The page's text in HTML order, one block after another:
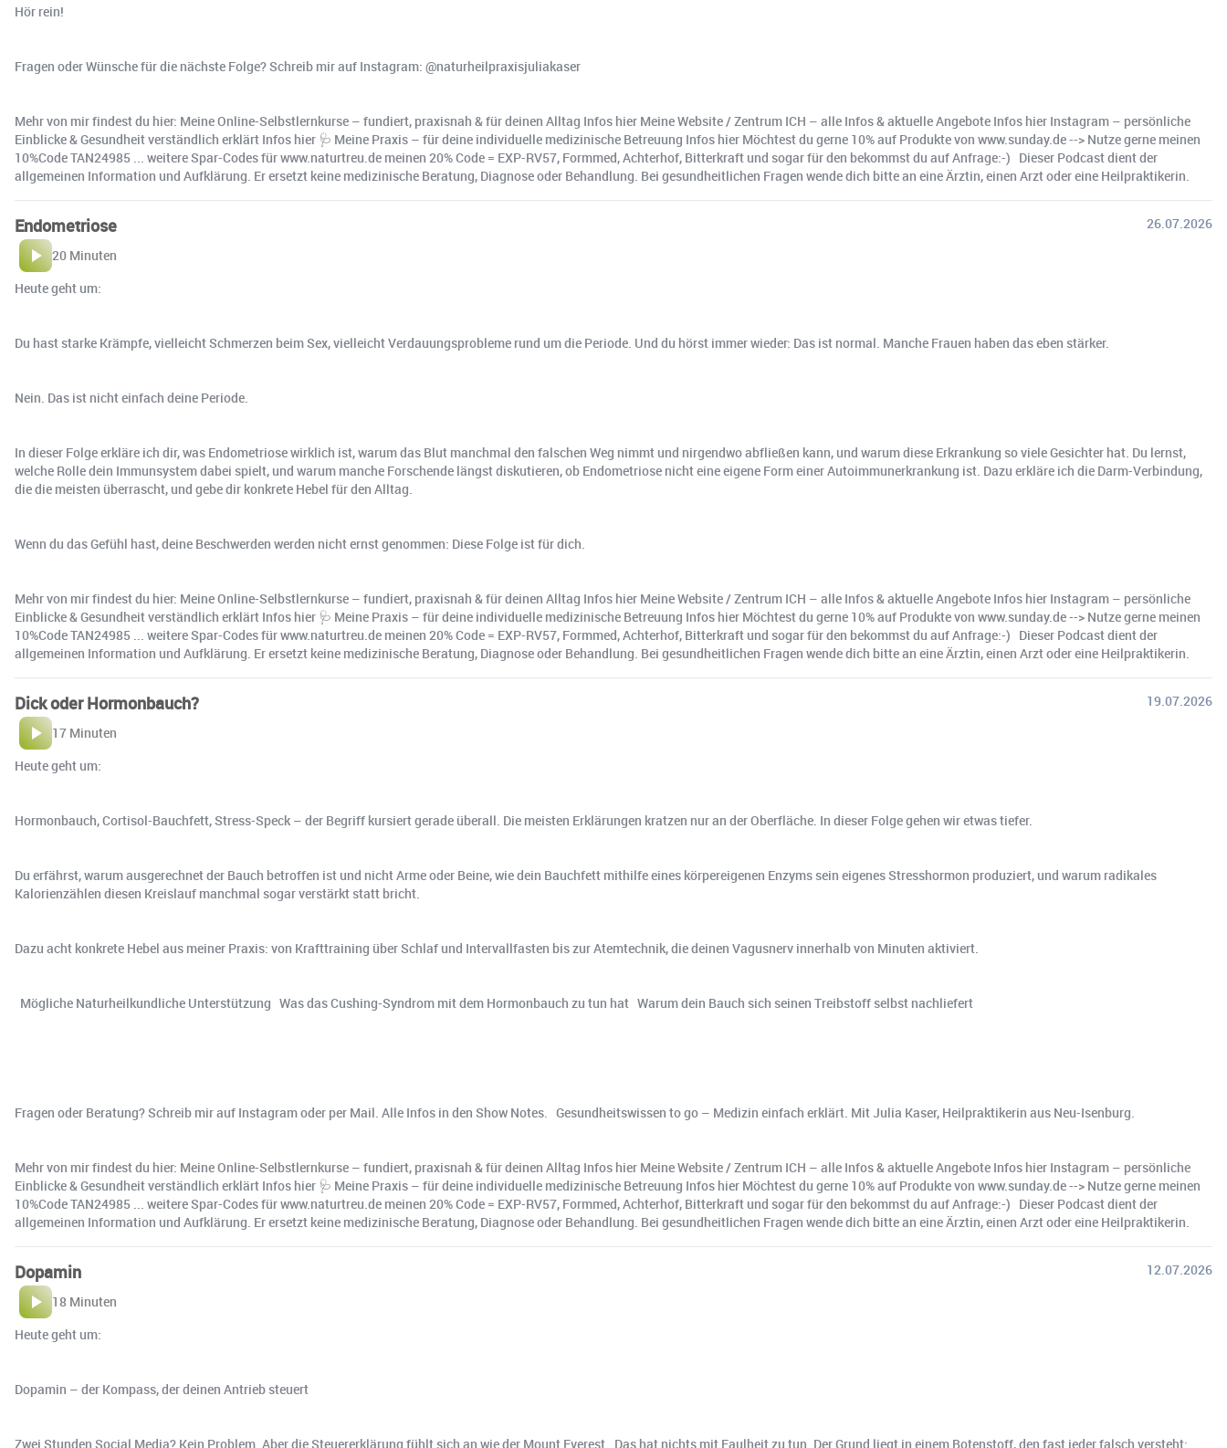
Hör rein!
Fragen oder Wünsche für die nächste Folge? Schreib mir auf Instagram: @naturheilpraxisjuliakaser
Mehr von mir findest du hier: Meine Online-Selbstlernkurse – fundiert, praxisnah & für deinen Alltag Infos hier Meine Website / Zentrum ICH – alle Infos & aktuelle Angebote Infos hier Instagram – persönliche
Einblicke & Gesundheit verständlich erklärt Infos hier 🩺 Meine Praxis – für deine individuelle medizinische Betreuung Infos hier Möchtest du gerne 10% auf Produkte von www.sunday.de --> Nutze gerne meinen
10%Code TAN24985 ... weitere Spar-Codes für www.naturtreu.de meinen 20% Code = EXP-RV57, Formmed, Achterhof, Bitterkraft und sogar für den bekommst du auf Anfrage:-) ️ Dieser Podcast dient der
allgemeinen Information und Aufklärung. Er ersetzt keine medizinische Beratung, Diagnose oder Behandlung. Bei gesundheitlichen Fragen wende dich bitte an eine Ärztin, einen Arzt oder eine Heilpraktikerin.
Endometriose
26.07.2026
20 Minuten
Heute geht um:
Du hast starke Krämpfe, vielleicht Schmerzen beim Sex, vielleicht Verdauungsprobleme rund um die Periode. Und du hörst immer wieder: Das ist normal. Manche Frauen haben das eben stärker.
Nein. Das ist nicht einfach deine Periode.
In dieser Folge erkläre ich dir, was Endometriose wirklich ist, warum das Blut manchmal den falschen Weg nimmt und nirgendwo abfließen kann, und warum diese Erkrankung so viele Gesichter hat. Du lernst,
welche Rolle dein Immunsystem dabei spielt, und warum manche Forschende längst diskutieren, ob Endometriose nicht eine eigene Form einer Autoimmunerkrankung ist. Dazu erkläre ich die Darm-Verbindung,
die die meisten überrascht, und gebe dir konkrete Hebel für den Alltag.
Wenn du das Gefühl hast, deine Beschwerden werden nicht ernst genommen: Diese Folge ist für dich.
Mehr von mir findest du hier: Meine Online-Selbstlernkurse – fundiert, praxisnah & für deinen Alltag Infos hier Meine Website / Zentrum ICH – alle Infos & aktuelle Angebote Infos hier Instagram – persönliche
Einblicke & Gesundheit verständlich erklärt Infos hier 🩺 Meine Praxis – für deine individuelle medizinische Betreuung Infos hier Möchtest du gerne 10% auf Produkte von www.sunday.de --> Nutze gerne meinen
10%Code TAN24985 ... weitere Spar-Codes für www.naturtreu.de meinen 20% Code = EXP-RV57, Formmed, Achterhof, Bitterkraft und sogar für den bekommst du auf Anfrage:-) ️ Dieser Podcast dient der
allgemeinen Information und Aufklärung. Er ersetzt keine medizinische Beratung, Diagnose oder Behandlung. Bei gesundheitlichen Fragen wende dich bitte an eine Ärztin, einen Arzt oder eine Heilpraktikerin.
Dick oder Hormonbauch?
19.07.2026
17 Minuten
Heute geht um:
Hormonbauch, Cortisol-Bauchfett, Stress-Speck – der Begriff kursiert gerade überall. Die meisten Erklärungen kratzen nur an der Oberfläche. In dieser Folge gehen wir etwas tiefer.
Du erfährst, warum ausgerechnet der Bauch betroffen ist und nicht Arme oder Beine, wie dein Bauchfett mithilfe eines körpereigenen Enzyms sein eigenes Stresshormon produziert, und warum radikales
Kalorienzählen diesen Kreislauf manchmal sogar verstärkt statt bricht.
Dazu acht konkrete Hebel aus meiner Praxis: von Krafttraining über Schlaf und Intervallfasten bis zur Atemtechnik, die deinen Vagusnerv innerhalb von Minuten aktiviert.
Mögliche Naturheilkundliche Unterstützung Was das Cushing-Syndrom mit dem Hormonbauch zu tun hat Warum dein Bauch sich seinen Treibstoff selbst nachliefert
Fragen oder Beratung? Schreib mir auf Instagram oder per Mail. Alle Infos in den Show Notes. ️ Gesundheitswissen to go – Medizin einfach erklärt. Mit Julia Kaser, Heilpraktikerin aus Neu-Isenburg.
Mehr von mir findest du hier: Meine Online-Selbstlernkurse – fundiert, praxisnah & für deinen Alltag Infos hier Meine Website / Zentrum ICH – alle Infos & aktuelle Angebote Infos hier Instagram – persönliche
Einblicke & Gesundheit verständlich erklärt Infos hier 🩺 Meine Praxis – für deine individuelle medizinische Betreuung Infos hier Möchtest du gerne 10% auf Produkte von www.sunday.de --> Nutze gerne meinen
10%Code TAN24985 ... weitere Spar-Codes für www.naturtreu.de meinen 20% Code = EXP-RV57, Formmed, Achterhof, Bitterkraft und sogar für den bekommst du auf Anfrage:-) ️ Dieser Podcast dient der
allgemeinen Information und Aufklärung. Er ersetzt keine medizinische Beratung, Diagnose oder Behandlung. Bei gesundheitlichen Fragen wende dich bitte an eine Ärztin, einen Arzt oder eine Heilpraktikerin.
Dopamin
12.07.2026
18 Minuten
Heute geht um:
Dopamin – der Kompass, der deinen Antrieb steuert
Zwei Stunden Social Media? Kein Problem. Aber die Steuererklärung fühlt sich an wie der Mount Everest. ️ Das hat nichts mit Faulheit zu tun. Der Grund liegt in einem Botenstoff, den fast jeder falsch versteht: